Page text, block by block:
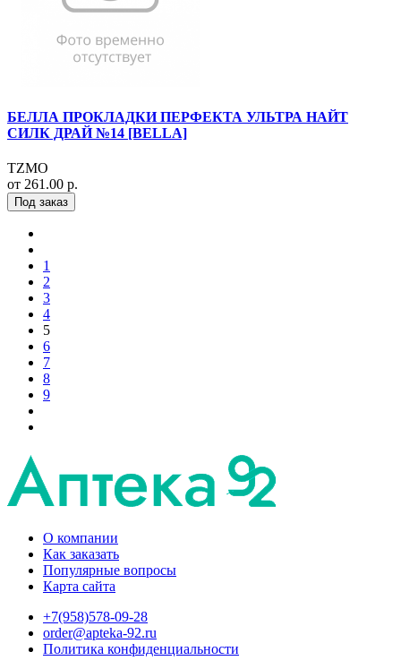
БЕЛЛА ПРОКЛАДКИ ПЕРФЕКТА УЛЬТРА НАЙТ
СИЛК ДРАЙ №14 [BELLA]
TZMO
от 261.00 р.
Под заказ
1
2
3
4
5
6
7
8
9
О компании
Как заказать
Популярные вопросы
Карта сайта
+7(958)578-09-28
order@apteka-92.ru
Политика конфиденциальности